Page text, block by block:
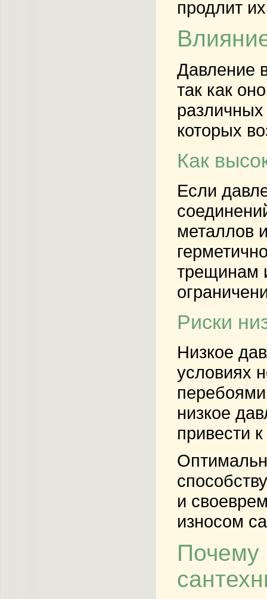
продлит
Давление
так как
которых
Как
Если
металлов
трещинам
Риски
Низкое
условиях
низкое
привести
и
износом
Почему